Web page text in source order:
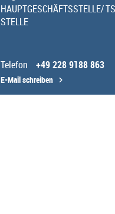
HAUPTGESCHÄFTSSTELLE/
STELLE
Telefon +49 228 9188 863
E-Mail schreiben